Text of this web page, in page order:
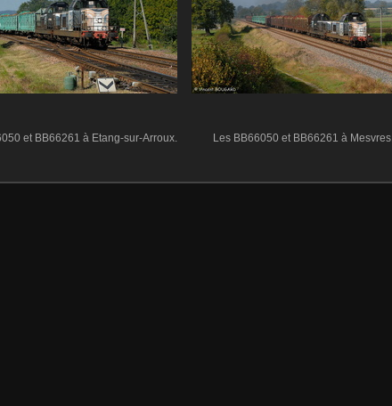
et BB66261 à Etang-sur-Arroux. Les BB66050 et BB66261 à Mesvres.